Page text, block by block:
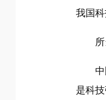
我国
是科